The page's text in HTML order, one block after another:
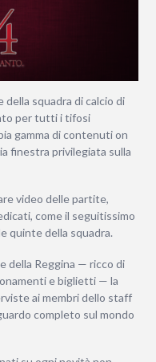
della squadra di calcio di
per tutti i tifosi
gamma di contenuti on
finestra privilegiata sulla
video delle partite,
come il seguitissimo
quinte della squadra.
della Reggina — ricco di
e biglietti — la
ai membri dello staff
completo sul mondo